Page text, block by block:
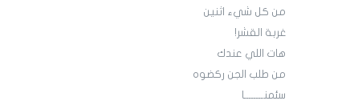
من كل شيء اثنين
غربة القشر!
هات اللي عندك
من طلب الجن ركضوه
سئمنــــــــا